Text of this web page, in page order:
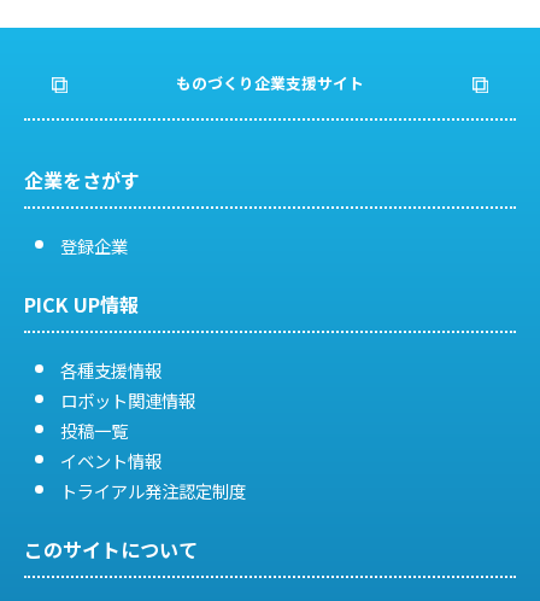
ナ
ビ
ゲ
ー
シ
ョ
ン
ものづくり企業支援サイト
企業をさがす
登録企業
PICK UP情報
各種支援情報
ロボット関連情報
投稿一覧
イベント情報
トライアル発注認定制度
このサイトについて